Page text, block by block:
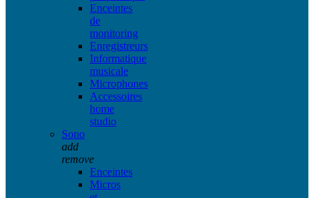
Enceintes
de
monitoring
Enregistreurs
Informatique
musicale
Microphones
Accessoires
home
studio
Sono
add
remove
Enceintes
Micros